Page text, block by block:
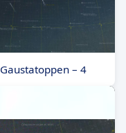
Gaustatoppen – 4